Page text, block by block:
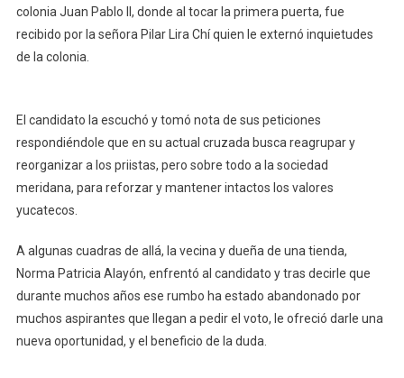
Vadillo
colonia Juan Pablo II, donde al tocar la primera puerta, fue
recibido por la señora Pilar Lira Chí quien le externó inquietudes
de la colonia.
El candidato la escuchó y tomó nota de sus peticiones
respondiéndole que en su actual cruzada busca reagrupar y
reorganizar a los priistas, pero sobre todo a la sociedad
meridana, para reforzar y mantener intactos los valores
yucatecos.
A algunas cuadras de allá, la vecina y dueña de una tienda,
Norma Patricia Alayón, enfrentó al candidato y tras decirle que
durante muchos años ese rumbo ha estado abandonado por
muchos aspirantes que llegan a pedir el voto, le ofreció darle una
nueva oportunidad, y el beneficio de la duda.